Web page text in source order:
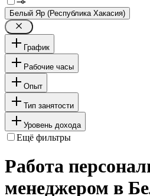
Белый Яр (Республика Хакасия)
График
Рабочие часы
Опыт
Тип занятости
Уровень дохода
Ещё фильтры
Работа
менеджером в